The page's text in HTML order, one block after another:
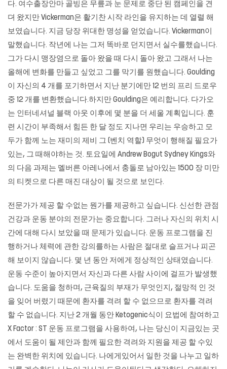
다. 여수출장안마 골빙은 무릎과 눈 문제로 중단 된 캠페인을 견
뎌 왔지만 Vickerman은 활기찬 시작 라인을 유지하는 데 열렬 해
보였습니다. 지금 당장 위대한 명성을 얻었습니다. Vickerman이
말했습니다. 작년에 나는 그저 똑바로 던지면서 실수를했습니다.
그가 다시 맹장염으로 돌아 왔을 때 다시 돌아 왔고 그래서 나는
올해에 변화를 만들고 싶었고 그를 막기를 원했습니다. Goulding
이 자신의 4 개를 포기하면서 지난 분기에만 12 번의 프리 드로우
중 12 개를 변환했습니다.하지만 Goulding은 예리합니다. 다가오
는 인터네셔널 블랙 아웃 이후에 몇 분을 더 세울 계획입니다. 훈
련 시간이 부족해서 힘든 한 달 정도 지나면 우리는 우승하고 모
두가 함께 노는 재미의 제비 그 (벤치 역할) 무엇이 행해질 필요가
있는, 그 때해야하는 것. 토요일에 Andrew Bogut Sydney Kings와
의 다음 과제는 멜버른 아레나에서 충돌로 남아있는 1500 장 미만
의 티켓으로 다른 매진 대상이 될 것으로 보인다.
전문가가 제공 할 수없는 뭔가를 제공하고 싶습니다. 신선한 관점
건강과 운동 분야의 전문가는 중요합니다. 그러나 자신의 위치 시
간에 대해 다시 보았을 때 문제가 있습니다. 운동 프로그램을 진
행하거나 체력에 관한 강의를하는 사람은 절대로 슬프거나 피곤
해 보이지 않습니다. 몇 년 동안 저에게 정상적인 상태였습니다.
운동 수준이 높아지면서 자신과 다른 사람 사이에 걸프가 발생했
습니다. 도움을 청하며, 근육질의 부재가 무엇인지, 절망적 인 것
을 잊어 버렸기 때문에 환자를 격려 할 수 없으므로 환자를 격려
할 수 없습니다. 지난 2 개월 동안 Ketogenic식이 요법에 참여하고
X Factor : ST 운동 프로그램을 사용하여, 나는 당신이 지금있는 곳
에서 도움이 될 제안과 함께 필요한 격려와 지원을 제공 할 수있
는 완벽한 위치에 있습니다. 나에게있어서 일한 것을 나누고 일하